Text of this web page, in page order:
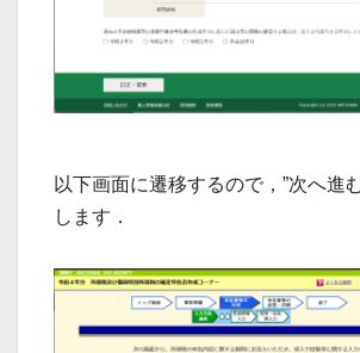
以下画面に遷移するので，”次へ進
します．